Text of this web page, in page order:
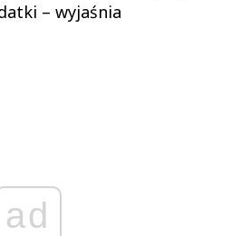
– wyjaśnia
ad